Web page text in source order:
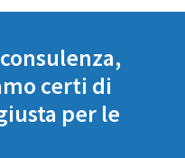
certi di
per le